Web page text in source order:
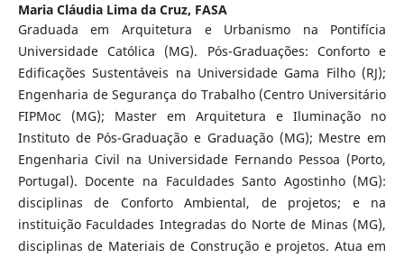
Maria Cláudia Lima da Cruz, FASA
Graduada em Arquitetura e Urbanismo na Pontifícia
Universidade Católica (MG). Pós-Graduações: Conforto e
Edificações Sustentáveis na Universidade Gama Filho (RJ);
Engenharia de Segurança do Trabalho (Centro Universitário
FIPMoc (MG); Master em Arquitetura e Iluminação no
Instituto de Pós-Graduação e Graduação (MG); Mestre em
Engenharia Civil na Universidade Fernando Pessoa (Porto,
Portugal). Docente na Faculdades Santo Agostinho (MG):
disciplinas de Conforto Ambiental, de projetos; e na
instituição Faculdades Integradas do Norte de Minas (MG),
disciplinas de Materiais de Construção e projetos. Atua em